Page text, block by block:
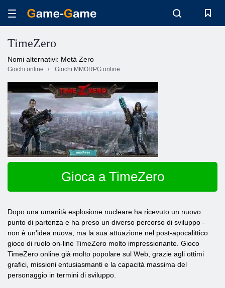
TimeZero
Nomi alternativi: Metà Zero
Giochi online Giochi MMORPG online
Gioca a TimeZero
Dopo una umanità esplosione nucleare ha ricevuto un nuovo
punto di partenza e ha preso un diverso percorso di sviluppo -
non è un'idea nuova, ma la sua attuazione nel post-apocalittico
gioco di ruolo on-line TimeZero molto impressionante. Gioco
TimeZero online già molto popolare sul Web, grazie agli ottimi
grafici, missioni entusiasmanti e la capacità massima del
personaggio in termini di sviluppo.